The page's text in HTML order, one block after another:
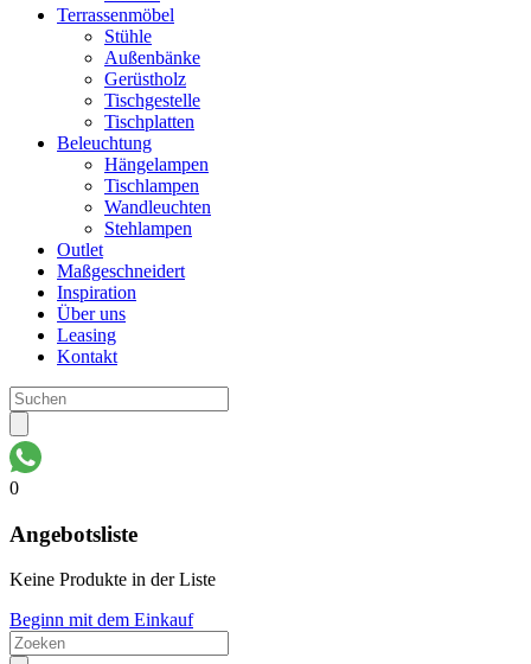
Terrassenmöbel
Stühle
Außenbänke
Gerüstholz
Tischgestelle
Tischplatten
Beleuchtung
Hängelampen
Tischlampen
Wandleuchten
Stehlampen
Outlet
Maßgeschneidert
Inspiration
Über uns
Leasing
Kontakt
0
Angebotsliste
Keine Produkte in der Liste
Beginn mit dem Einkauf